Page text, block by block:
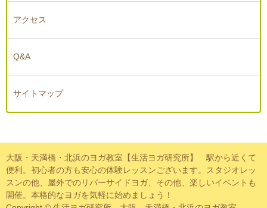
アクセス
Q&A
サイトマップ
大阪・天満橋・北浜のヨガ教室【生活ヨガ研究所】 駅から近くて
便利。初心者の方も安心の体験レッスンございます。スタジオレッ
スンの他、屋外でのリバーサイドヨガ、その他、楽しいイベントも
開催。本格的なヨガを気軽に始めましょう！